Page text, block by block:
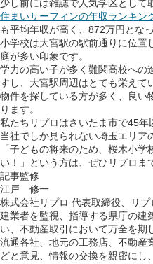
少し前には雑誌で人気学区として
住まいサーフィンの年収ランキン
も平均年収が高く、872万円とな
小学校は大宮駅の駅前通りに位置
庭が多い印象です。
学力の高い子が多く難関高校への
すし、大宮駅周辺はとても栄えて
物件を探している方が多く、良い
ります。
私たちリプロはさいたま市で45年
当社でしか見られない埼玉エリア
「子どもの将来のため、桜木小
い！」という方は、ぜひリプロま
記事監修
江戸 修一
株式会社リプロ 代表取締役、リ
建業者を監視、指導する県庁の建
い、不動産取引において万全を期
流通各社、地元の工務店、不動産
どと意見、情報の交換を親密にし